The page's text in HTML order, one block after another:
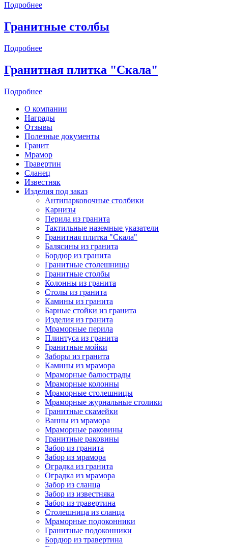
Подробнее
Гранитные столбы
Подробнее
Гранитная плитка "Скала"
Подробнее
О компании
Награды
Отзывы
Полезные документы
Гранит
Мрамор
Травертин
Сланец
Известняк
Изделия под заказ
Антипарковочные столбики
Карнизы
Перила из гранита
Тактильные наземные указатели
Гранитная плитка "Скала"
Балясины из гранита
Бордюр из гранита
Гранитные столешницы
Гранитные столбы
Колонны из гранита
Столы из гранита
Камины из гранита
Барные стойки из гранита
Изделия из гранита
Мраморные перила
Плинтуса из гранита
Гранитные мойки
Заборы из гранита
Камины из мрамора
Мраморные балюстрады
Мраморные колонны
Мраморные столешницы
Мраморные журнальные столики
Гранитные скамейки
Ванны из мрамора
Мраморные раковины
Гранитные раковины
Забор из гранита
Забор из мрамора
Оградка из гранита
Оградка из мрамора
Забор из сланца
Забор из известняка
Забор из травертина
Столешница из сланца
Мраморные подоконники
Гранитные подоконники
Бордюр из травертина